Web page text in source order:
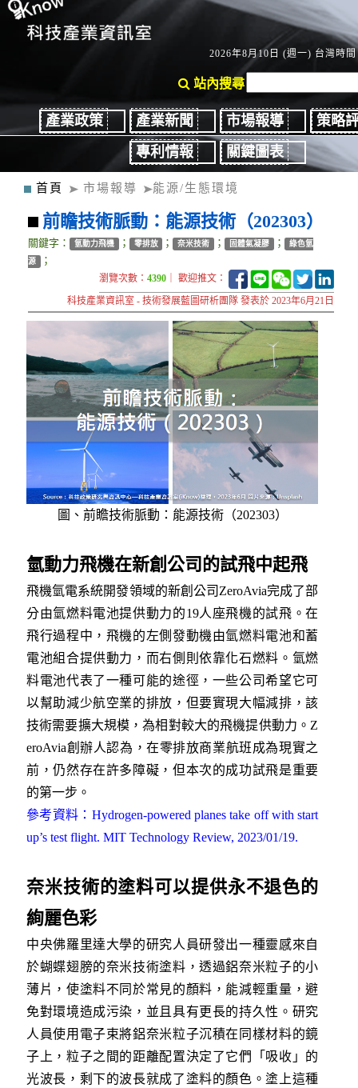
2026年8月10日 (週一) 台灣時間
站內搜尋
產業政策 產業新聞 市場報導
策略
專利情報
關鍵圖表
首頁 市場報導 能源/生態環境
前瞻技術脈動：能源技術（202303）
關鍵字： 氫動力飛機 ； 零排放 ； 奈米技術 ； 固體氣凝膠 ；
綠色氫
源 ；
瀏覽次數：4390 ｜ 歡迎推文：
科技產業資訊室 - 技術發展藍圖研析團隊 發表於 2023年6月21日
圖、前瞻技術脈動：能源技術（202303）
氫動力飛機在新創公司的試飛中起飛
飛機氫電系統開發領域的新創公司ZeroAvia完成了部
分由氫燃料電池提供動力的19人座飛機的試飛。在
飛行過程中，飛機的左側發動機由氫燃料電池和蓄
電池組合提供動力，而右側則依靠化石燃料。氫燃
料電池代表了一種可能的途徑，一些公司希望它可
以幫助減少航空業的排放，但要實現大幅減排，該
技術需要擴大規模，為相對較大的飛機提供動力。Z
eroAvia創辦人認為，在零排放商業航班成為現實之
前，仍然存在許多障礙，但本次的成功試飛是重要
的第一步。
參考資料：Hydrogen-powered planes take off with start
up’s test flight. MIT Technology Review, 2023/01/19.
奈米技術的塗料可以提供永不退色的
絢麗色彩
中央佛羅里達大學的研究人員研發出一種靈感來自
於蝴蝶翅膀的奈米技術塗料，透過鋁奈米粒子的小
薄片，使塗料不同於常見的顏料，能減輕重量，避
免對環境造成污染，並且具有更長的持久性。研究
人員使用電子束將鋁奈米粒子沉積在同樣材料的鏡
子上，粒子之間的距離配置決定了它們「吸收」的
光波長，剩下的波長就成了塗料的顏色。塗上這種